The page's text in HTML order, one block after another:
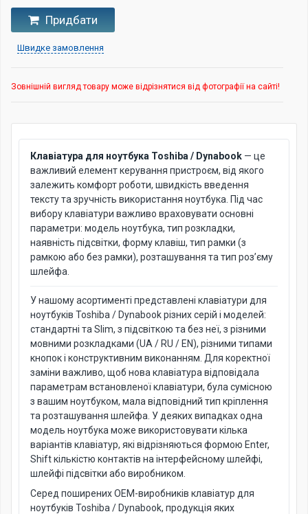
Придбати
Швидке замовлення
Зовнішній вигляд товару може відрізнятися від фотографії на сайті!
Клавіатура для ноутбука Toshiba / Dynabook — це
важливий елемент керування пристроєм, від якого
залежить комфорт роботи, швидкість введення
тексту та зручність використання ноутбука. Під час
вибору клавіатури важливо враховувати основні
параметри: модель ноутбука, тип розкладки,
наявність підсвітки, форму клавіш, тип рамки (з
рамкою або без рамки), розташування та тип роз’єму
шлейфа.
У нашому асортименті представлені клавіатури для
ноутбуків Toshiba / Dynabook різних серій і моделей:
стандартні та Slim, з підсвіткою та без неї, з різними
мовними розкладками (UA / RU / EN), різними типами
кнопок і конструктивним виконанням. Для коректної
заміни важливо, щоб нова клавіатура відповідала
параметрам встановленої клавіатури, була сумісною
з вашим ноутбуком, мала відповідний тип кріплення
та розташування шлейфа. У деяких випадках одна
модель ноутбука може використовувати кілька
варіантів клавіатур, які відрізняються формою Enter,
Shift кількістю контактів на інтерфейсному шлейфі,
шлейфі підсвітки або виробником.
Серед поширених OEM-виробників клавіатур для
ноутбуків Toshiba / Dynabook, продукція яких